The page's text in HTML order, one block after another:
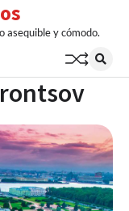
asequible y cómodo.